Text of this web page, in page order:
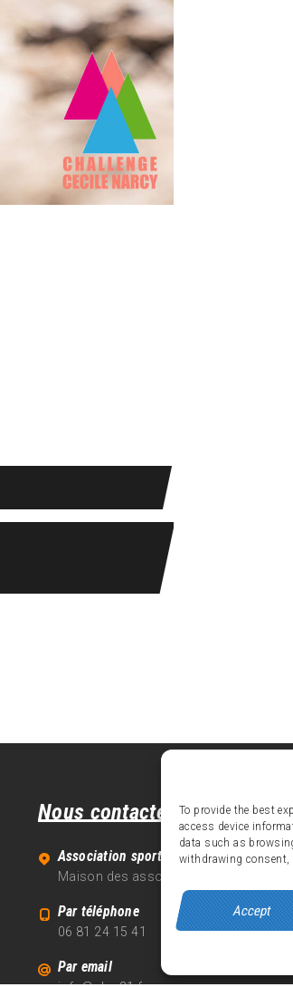
To provide the best
access device
data such as
withdrawing consent,
Accept
Nous contacter
Association sportive Alpe d'Huez 21
Maison des associations - 70 avenue
Par téléphone
06 81 24 15 41
Par email